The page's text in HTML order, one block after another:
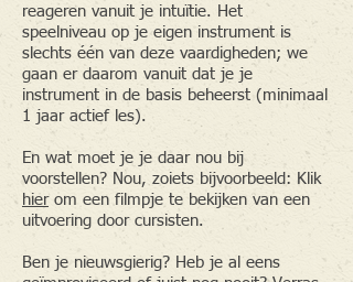
reageren vanuit je intuïtie. Het
speelniveau op je eigen instrument is
slechts één van deze vaardigheden; we
gaan er daarom vanuit dat je je
instrument in de basis beheerst (minimaal
1 jaar actief les).
En wat moet je je daar nou bij
voorstellen? Nou, zoiets bijvoorbeeld: Klik
hierom een filmpje te bekijken van een
uitvoering door cursisten.
Ben je nieuwsgierig? Heb je al eens